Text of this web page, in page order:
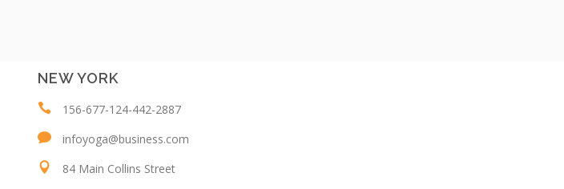
NEW YORK
156-677-124-442-2887
infoyoga@business.com
84 Main Collins Street